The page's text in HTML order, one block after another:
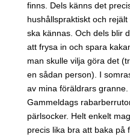
finns. Dels känns det
hushållspraktiskt och
ska kännas. Och dels blir
att frysa in och spara
man skulle vilja göra det
en sådan person). I
av mina föräldrars
Gammeldags
pärlsocker. Helt enkelt
precis lika bra att baka på